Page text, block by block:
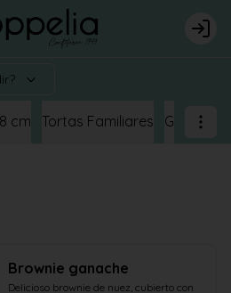
Login
cm Tortas Familiares Galletas
Brownie ganache
Delicioso brownie de nuez, cubierto con